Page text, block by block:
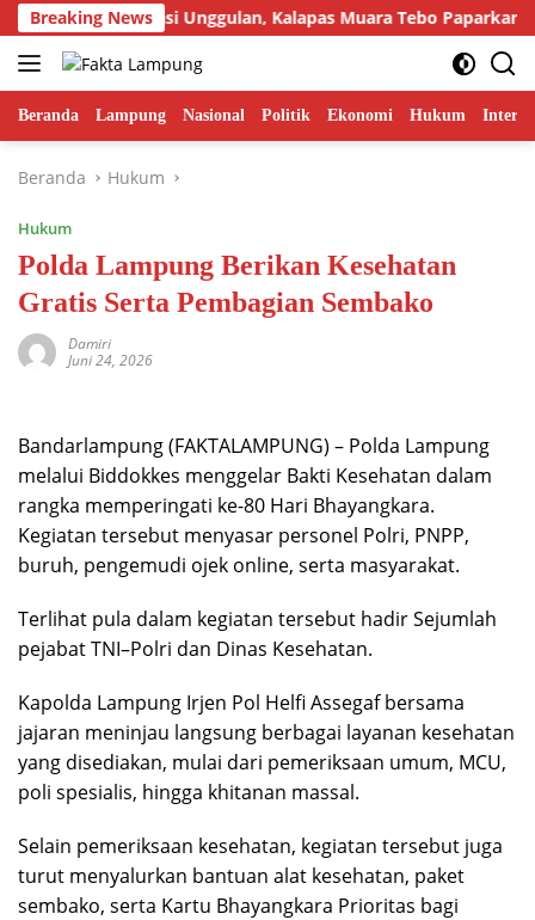
Langsung
ke
konten
Breaking News
Inovasi Unggulan, Kalapas Muara Tebo Paparkan
Beranda Lampung Nasional Politik Ekonomi Hukum
Beranda Hukum
Hukum
Polda Lampung Berikan Kesehatan
Gratis Serta Pembagian Sembako
Damiri
Juni 24, 2026
Bandarlampung (FAKTALAMPUNG) – Polda Lampung
melalui Biddokkes menggelar Bakti Kesehatan dalam
rangka memperingati ke-80 Hari Bhayangkara.
Kegiatan tersebut menyasar personel Polri, PNPP,
buruh, pengemudi ojek online, serta masyarakat.
Terlihat pula dalam kegiatan tersebut hadir Sejumlah
pejabat TNI–Polri dan Dinas Kesehatan.
Kapolda Lampung Irjen Pol Helfi Assegaf bersama
jajaran meninjau langsung berbagai layanan kesehatan
yang disediakan, mulai dari pemeriksaan umum, MCU,
poli spesialis, hingga khitanan massal.
Selain pemeriksaan kesehatan, kegiatan tersebut juga
turut menyalurkan bantuan alat kesehatan, paket
sembako, serta Kartu Bhayangkara Prioritas bagi